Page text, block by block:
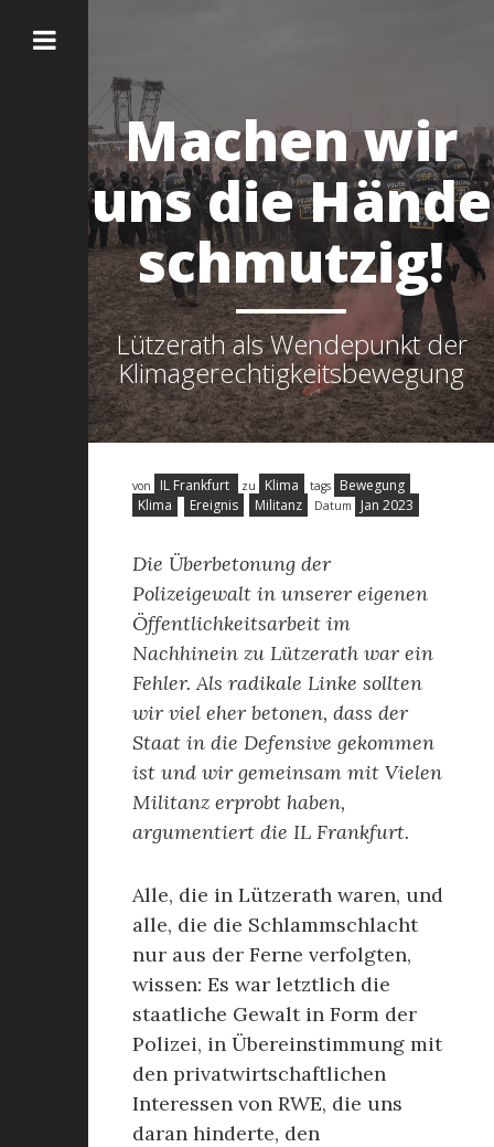
Machen wir
uns die Hände
schmutzig!
Lützerath als Wendepunkt der
Klimagerechtigkeitsbewegung
von IL Frankfurt zu Klima tags
Bewegung
Klima
Ereignis Militanz Datum Jan 2023
Die Überbetonung der
Polizeigewalt in unserer eigenen
Öffentlichkeitsarbeit im
Nachhinein zu Lützerath war ein
Fehler. Als radikale Linke sollten
wir viel eher betonen, dass der
Staat in die Defensive gekommen
ist und wir gemeinsam mit Vielen
Militanz erprobt haben,
argumentiert die IL Frankfurt.
Alle, die in Lützerath waren, und
alle, die die Schlammschlacht
nur aus der Ferne verfolgten,
wissen: Es war letztlich die
staatliche Gewalt in Form der
Polizei, in Übereinstimmung mit
den privatwirtschaftlichen
Interessen von RWE, die uns
daran hinderte, den